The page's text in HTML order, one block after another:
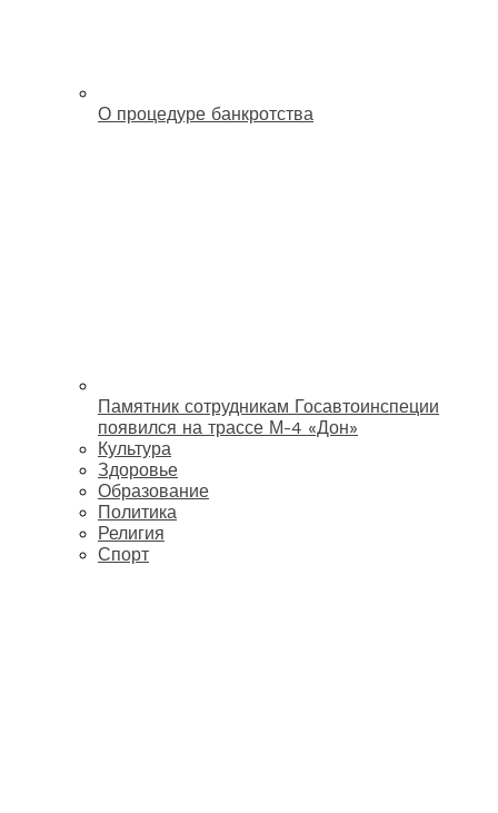
О процедуре банкротства
Памятник сотрудникам Госавтоинспеции
появился на трассе М-4 «Дон»
Культура
Здоровье
Образование
Политика
Религия
Спорт